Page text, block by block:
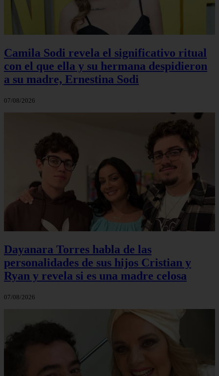
Camila Sodi revela el significativo ritual
con el que ella y su hermana despidieron
a su madre, Ernestina Sodi
07/08/2026
Dayanara Torres habla de las
personalidades de sus hijos Cristian y
Ryan y revela si es una madre celosa
07/08/2026